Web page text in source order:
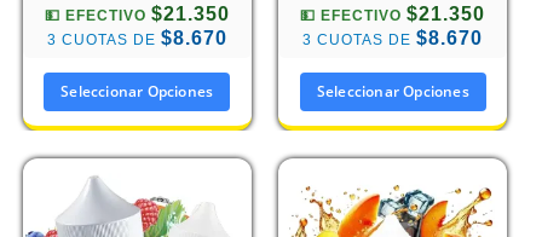
💵 EFECTIVO $21.350
3 CUOTAS DE $8.670
Seleccionar Opciones
💵 EFECTIVO$21.350
3 CUOTAS DE$8.670
Seleccionar Opciones